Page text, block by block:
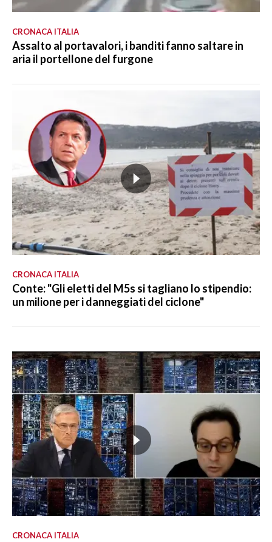
CRONACA ITALIA
Assalto al portavalori, i banditi fanno saltare in
aria il portellone del furgone
CRONACA ITALIA
Conte: "Gli eletti del M5s si tagliano lo stipendio:
un milione per i danneggiati del ciclone"
CRONACA ITALIA